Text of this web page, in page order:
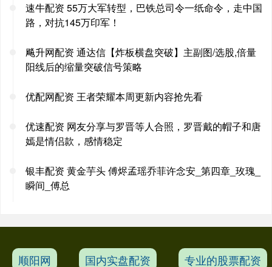
速牛配资 55万大军转型，巴铁总司令一纸命令，走中国
路，对抗145万印军！
飚升网配资 通达信【炸板横盘突破】主副图/选股,倍量
阳线后的缩量突破信号策略
优配网配资 王者荣耀本周更新内容抢先看
优速配资 网友分享与罗晋等人合照，罗晋戴的帽子和唐
嫣是情侣款，感情稳定
银丰配资 黄金芋头 傅烬孟瑶乔菲许念安_第四章_玫瑰_
瞬间_傅总
顺阳网 国内实盘配资 专业的股票配资